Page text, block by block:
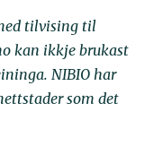
tilvising til
kan ikkje brukast
NIBIO har
som det